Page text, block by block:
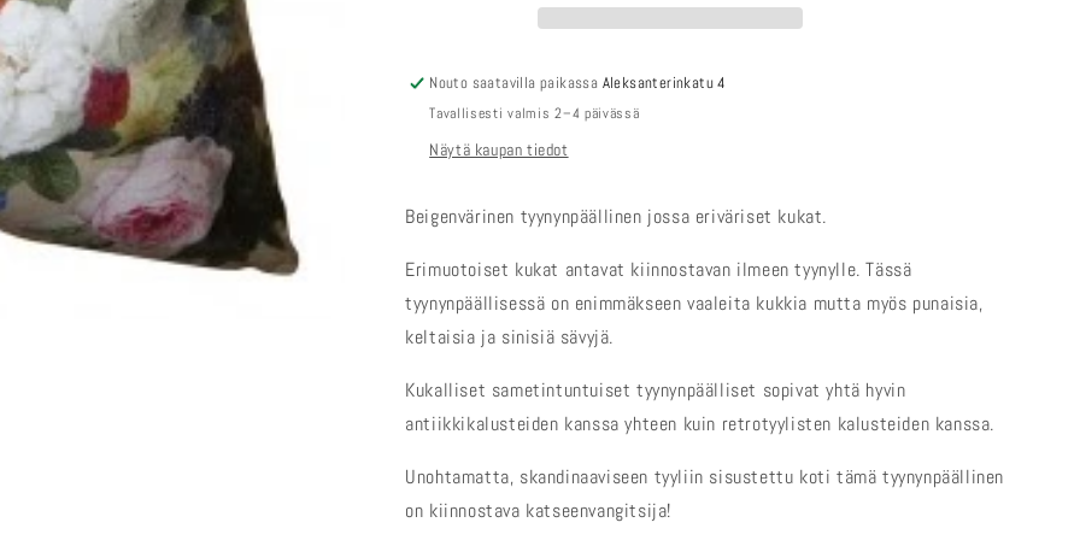
Nouto saatavilla paikassa Aleksanterinkatu 4
Tavallisesti valmis 2–4 päivässä
Näytä kaupan tiedot
Beigenvärinen tyynynpäällinen jossa eriväriset kukat.
Erimuotoiset kukat antavat kiinnostavan ilmeen tyynylle. Tässä
tyynynpäällisessä on enimmäkseen vaaleita kukkia mutta myös punaisia,
keltaisia ja sinisiä sävyjä.
Kukalliset sametintuntuiset tyynynpäälliset sopivat yhtä hyvin
antiikkikalusteiden kanssa yhteen kuin retrotyylisten kalusteiden kanssa.
Unohtamatta, skandinaaviseen tyyliin sisustettu koti tämä tyynynpäällinen
on kiinnostava katseenvangitsija!